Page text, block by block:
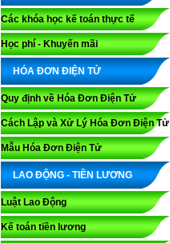
Các khóa học kế toán thực tế
Học phí - Khuyến mãi
HÓA ĐƠN ĐIỆN TỬ
Quy định về Hóa Đơn Điện Tử
Cách Lập và Xử Lý Hóa Đơn Điện Tử
Mẫu Hóa Đơn Điện Tử
LAO ĐỘNG - TIỀN LƯƠNG
Luật Lao Động
Kế toán tiền lương